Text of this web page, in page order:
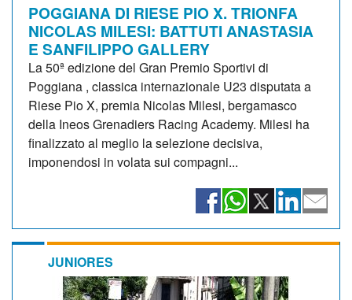
POGGIANA DI RIESE PIO X. TRIONFA
NICOLAS MILESI: BATTUTI ANASTASIA
E SANFILIPPO GALLERY
La 50ª edizione del Gran Premio Sportivi di
Poggiana , classica internazionale U23 disputata a
Riese Pio X, premia Nicolas Milesi, bergamasco
della Ineos Grenadiers Racing Academy. Milesi ha
finalizzato al meglio la selezione decisiva,
imponendosi in volata sui compagni...
JUNIORES